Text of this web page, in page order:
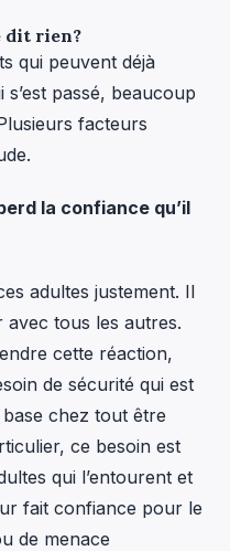
dit rien?
qui peuvent déjà
passé, beaucoup
facteurs
la confiance qu’il
adultes justement. Il
avec tous les autres.
cette réaction,
de sécurité qui est
chez tout être
ce besoin est
qui l’entourent et
fait confiance pour le
de menace